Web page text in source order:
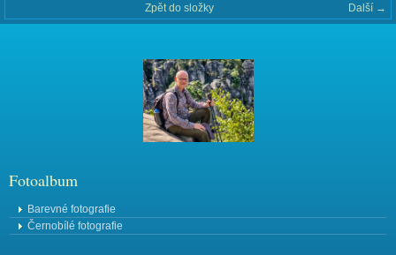
Další →
Zpět do složky
Fotoalbum
Barevné fotografie
Černobílé fotografie